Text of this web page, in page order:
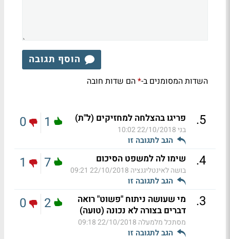
הוסף תגובה
השדות המסומנים ב-*הם שדות חובה
5
. פריגו בהצלחה למחזיקים (ל"ת)
בני22/10/2018 10:02
הגב לתגובה זו
1
0
4
. שימו לה למשפט הסיכום
בושה לאינטליגנציה 22/10/2018 09:21
הגב לתגובה זו
7
1
3
.
מי שעושה ניתוח "פשוט" רואה
דברים בצורה לא נכונה (טועה)
מסתכל מלמעלה 22/10/2018 09:18
הגב לתגובה זו
2
0